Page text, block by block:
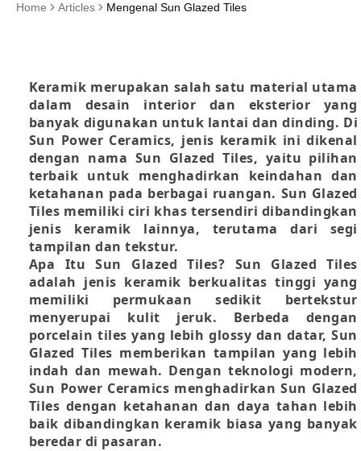
Home Articles Mengenal Sun Glazed Tiles
Keramik merupakan salah satu material utama
dalam desain interior dan eksterior yang
banyak digunakan untuk lantai dan dinding. Di
Sun Power Ceramics, jenis keramik ini dikenal
dengan nama Sun Glazed Tiles, yaitu pilihan
terbaik untuk menghadirkan keindahan dan
ketahanan pada berbagai ruangan. Sun Glazed
Tiles memiliki ciri khas tersendiri dibandingkan
jenis keramik lainnya, terutama dari segi
tampilan dan tekstur.
Apa Itu Sun Glazed Tiles? Sun Glazed Tiles
adalah jenis keramik berkualitas tinggi yang
memiliki permukaan sedikit bertekstur
menyerupai kulit jeruk. Berbeda dengan
porcelain tiles yang lebih glossy dan datar, Sun
Glazed Tiles memberikan tampilan yang lebih
indah dan mewah. Dengan teknologi modern,
Sun Power Ceramics menghadirkan Sun Glazed
Tiles dengan ketahanan dan daya tahan lebih
baik dibandingkan keramik biasa yang banyak
beredar di pasaran.